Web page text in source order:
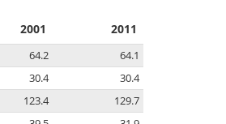
2001 2011
64.2
64.1
30.4
30.4
123.4
129.7